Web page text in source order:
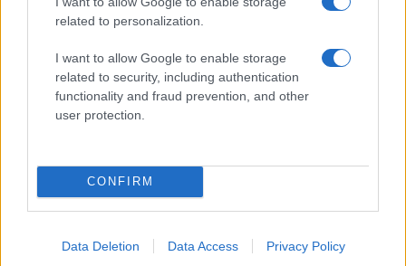
related to personalization.
I want to allow Google to enable storage
related to security, including authentication
functionality and fraud prevention, and other
user protection.
CONFIRM
Data Deletion Data Access Privacy Policy